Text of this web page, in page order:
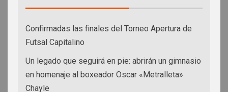
Confirmadas las finales del Torneo Apertura de
Futsal Capitalino
Un legado que seguirá en pie: abrirán un gimnasio
en homenaje al boxeador Oscar «Metralleta»
Chayle